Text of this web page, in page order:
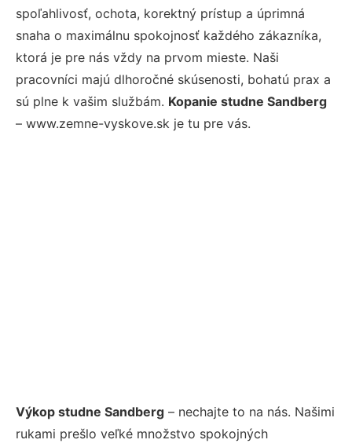
spoľahlivosť, ochota, korektný prístup a úprimná
snaha o maximálnu spokojnosť každého zákazníka,
ktorá je pre nás vždy na prvom mieste. Naši
pracovníci majú dlhoročné skúsenosti, bohatú prax a
sú plne k vašim službám. Kopanie studne Sandberg
– www.zemne-vyskove.sk je tu pre vás.
Výkop studne Sandberg – nechajte to na nás. Našimi
rukami prešlo veľké množstvo spokojných